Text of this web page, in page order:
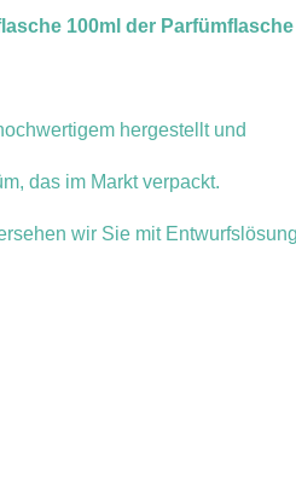
100ml der Parfümflasche
hergestellt und
das im Markt verpackt.
wir Sie mit